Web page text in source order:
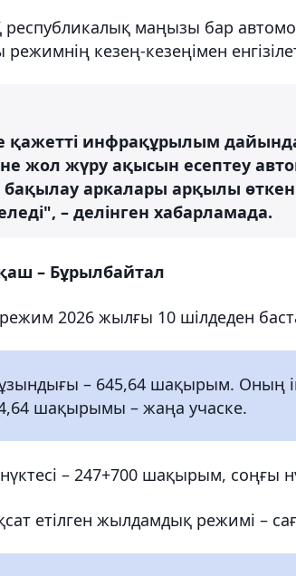
маңызы бар
кезең-кезеңімен
қажетті инфрақұрылым
жол жүру ақысын есептеу
аркалары арқылы өткен
– делінген хабарламада.
– Бұрылбайтал
2026 жылғы 10 шілдеден
– 645,64 шақырым. Оның
шақырымы – жаңа учаске.
– 247+700 шақырым, соңғы
етілген жылдамдық режимі –